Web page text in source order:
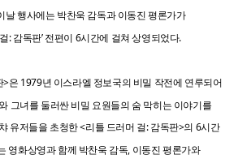
날 행사에는 박찬욱 감독과 이동진 평론가가
: 감독판’ 전편이 6시간에 걸쳐 상영되었다.
은 1979년 이스라엘 정보국의 비밀 작전에 연루되어
그녀를 둘러싼 비밀 요원들의 숨 막히는 이야기를
유저들을 초청한 <리틀 드러머 걸: 감독판>의 6시간
영화상영과 함께 박찬욱 감독, 이동진 평론가와